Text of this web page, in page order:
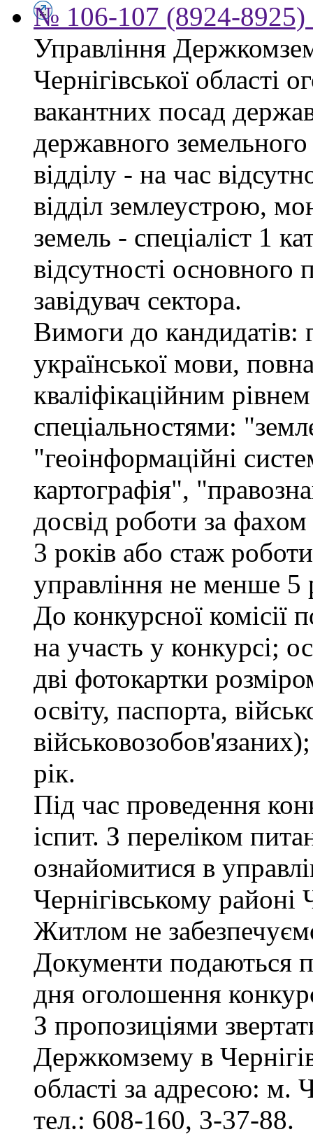
№ 106-107 (8924-8925)
Управління
Чернігівської області
вакантних посад
державного земельного
відділу - на час
відділ землеустрою,
земель - спеціаліст 1
відсутності
завідувач сектора.
Вимоги до кандидатів:
української мови,
кваліфікаційним
спеціальностями:
"геоінформаційні
картографія",
досвід роботи за
3 років або стаж
управління не менше 5
До конкурсної комісії
на участь у конкурсі;
дві фотокартки
освіту, паспорта,
рік.
Під час проведення
іспит. З переліком
ознайомитися в
Чернігівському районі
Житлом не
Документи подаються
дня оголошення
З пропозиціями
Держкомзему в
області за адресою: м.
тел.: 608-160, 3-37-88.